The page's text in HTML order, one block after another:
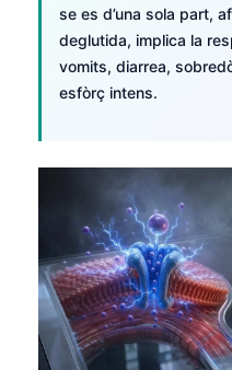
se es d’una sola part,
deglutida, implica la
vomits, diarrea,
esfòrç intens.